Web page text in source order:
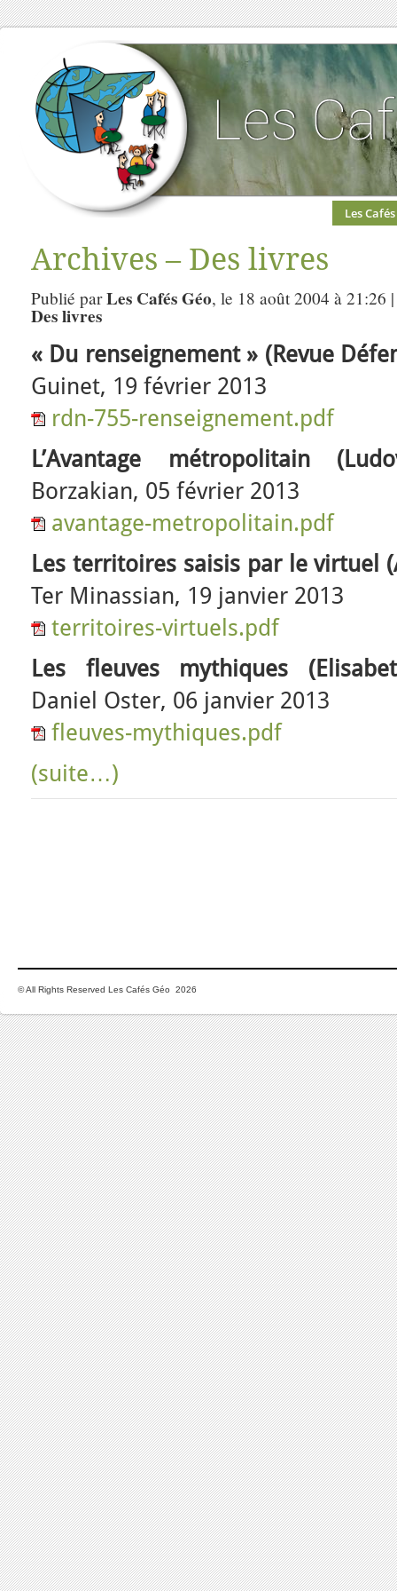
Les Cafés
Archives – Des livres
Publié parLes Cafés Géo, le 18 août 2004 à 21:26
Des livres
« Du renseignement » (Revue
Guinet, 19 février 2013
rdn-755-renseignement.pdf
L’Avantage métropolitain
Borzakian, 05 février 2013
avantage-metropolitain.pdf
Les territoires saisis par le virtuel
Ter Minassian, 19 janvier 2013
territoires-virtuels.pdf
Les fleuves mythiques
Daniel Oster, 06 janvier 2013
fleuves-mythiques.pdf
(suite…)
© All Rights Reserved Les Cafés Géo 2026